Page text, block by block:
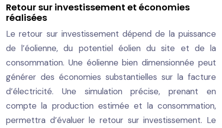
Retour sur investissement et économies
réalisées
Le retour sur investissement dépend de la puissance
de l’éolienne, du potentiel éolien du site et de la
consommation. Une éolienne bien dimensionnée peut
générer des économies substantielles sur la facture
d’électricité. Une simulation précise, prenant en
compte la production estimée et la consommation,
permettra d’évaluer le retour sur investissement. Le